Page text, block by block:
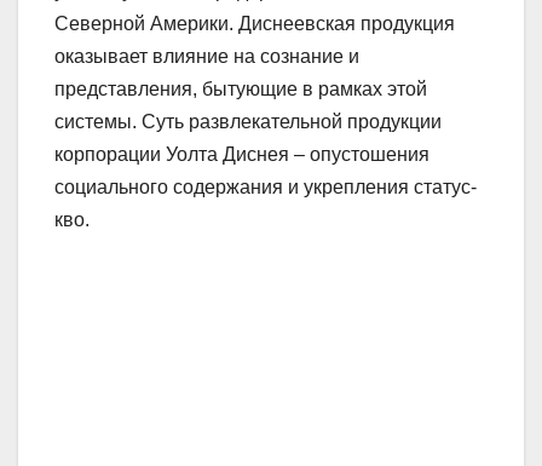
Северной Америки. Диснеевская продукция
оказывает влияние на сознание и
представления, бытующие в рамках этой
системы. Суть развлекательной продукции
корпорации Уолта Диснея – опустошения
социального содержания и укрепления статус-
кво.